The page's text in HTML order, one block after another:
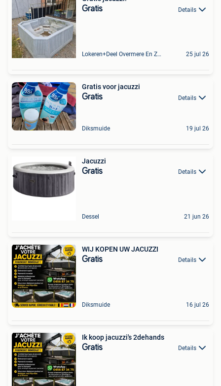
Gratis Details
Lokeren+Deel Overmere En Zele 25 jul 26
Gratis voor jacuzzi
Gratis Details
Diksmuide 19 jul 26
Jacuzzi
Gratis Details
Dessel 21 jun 26
WIJ KOPEN UW JACUZZI
Gratis Details
Diksmuide 16 jul 26
Ik koop jacuzzi's 2dehands
Gratis Details